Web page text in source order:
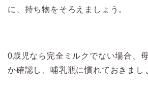
に、持ち物をそろえましょう。
0歳児なら完全ミルクでない場合、
か確認し、哺乳瓶に慣れておきまし